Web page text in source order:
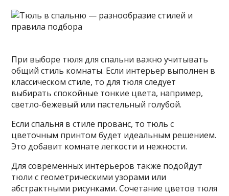
При выборе тюля для спальни важно учитывать
общий стиль комнаты. Если интерьер выполнен в
классическом стиле, то для тюля следует
выбирать спокойные тонкие цвета, например,
светло-бежевый или пастельный голубой.
Если спальня в стиле прованс, то тюль с
цветочным принтом будет идеальным решением.
Это добавит комнате легкости и нежности.
Для современных интерьеров также подойдут
тюли с геометрическими узорами или
абстрактными рисунками. Сочетание цветов тюля